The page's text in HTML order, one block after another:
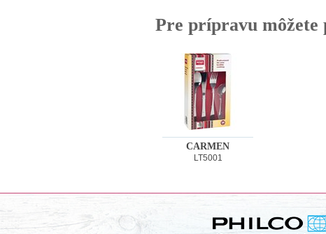
Pre prípravu môžete
CARMEN
LT5001